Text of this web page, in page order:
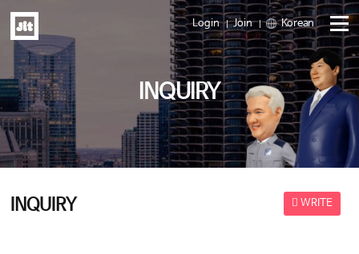
Login Join
Korean
Menu
open
INQUIRY
INQUIRY WRITE